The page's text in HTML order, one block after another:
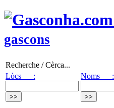
gascons
Recherche / Cèrca...
Lòcs :
Noms :